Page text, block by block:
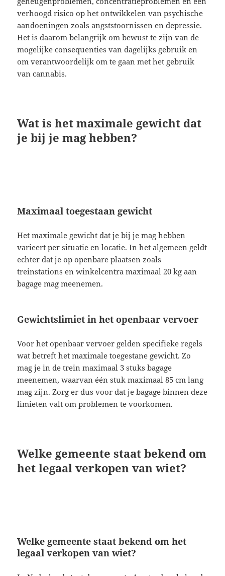
verhoogd risico op het ontwikkelen van psychische
aandoeningen zoals angststoornissen en depressie.
Het is daarom belangrijk om bewust te zijn van de
mogelijke consequenties van dagelijks gebruik en
om verantwoordelijk om te gaan met het gebruik
van cannabis.
Wat is het maximale gewicht dat
je bij je mag hebben?
Maximaal toegestaan gewicht
Het maximale gewicht dat je bij je mag hebben
varieert per situatie en locatie. In het algemeen geldt
echter dat je op openbare plaatsen zoals
treinstations en winkelcentra maximaal 20 kg aan
bagage mag meenemen.
Gewichtslimiet in het openbaar vervoer
Voor het openbaar vervoer gelden specifieke regels
wat betreft het maximale toegestane gewicht. Zo
mag je in de trein maximaal 3 stuks bagage
meenemen, waarvan één stuk maximaal 85 cm lang
mag zijn. Zorg er dus voor dat je bagage binnen deze
limieten valt om problemen te voorkomen.
Welke gemeente staat bekend om
het legaal verkopen van wiet?
Welke gemeente staat bekend om het
legaal verkopen van wiet?